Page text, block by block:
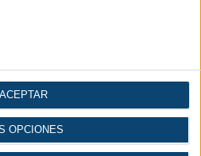
OPCIONES
ACEPTAR